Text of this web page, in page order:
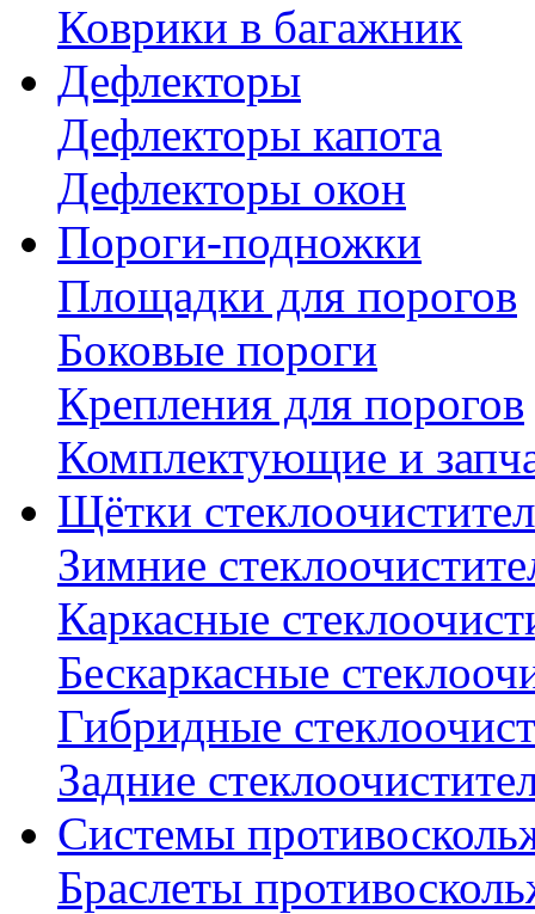
Коврики в багажник
Дефлекторы
Дефлекторы капота
Дефлекторы окон
Пороги-подножки
Площадки для порогов
Боковые пороги
Крепления для порогов
Комплектующие и
Щётки
Зимние
Каркасные
Бескаркасные
Гибридные
Задние
Системы
Браслеты